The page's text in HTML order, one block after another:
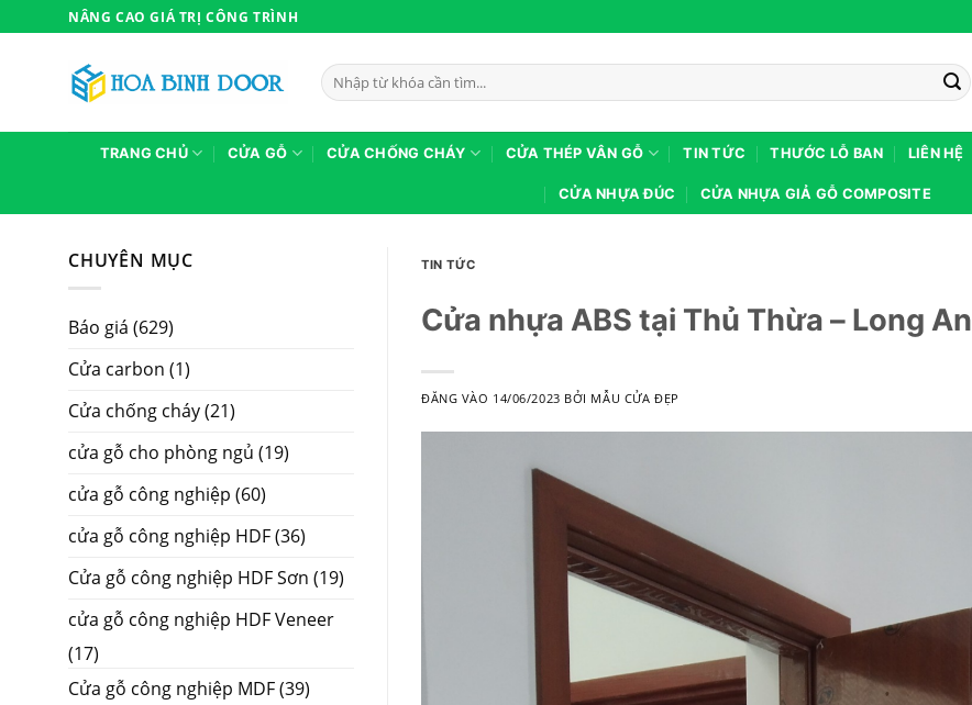
qua
NÂNG CAO GIÁ TRỊ CÔNG TRÌNH
Tìm
kiếm:
TRANG CHỦ CỬA GỖ CỬA CHỐNG CHÁY CỬA THÉP VÂN GỖ TIN TỨC THƯỚC LỖ BAN LIÊN HỆ
CỬA NHỰA ĐÚC CỬA NHỰA GIẢ GỖ COMPOSITE
CHUYÊN MỤC
Báo giá (629)
Cửa carbon (1)
Cửa chống cháy(21)
cửa gỗ cho phòng ngủ (19)
cửa gỗ công nghiệp (60)
cửa gỗ công nghiệp HDF(36)
Cửa gỗ công nghiệp HDF Sơn (19)
cửa gỗ công nghiệp HDF Veneer
(17)
Cửa gỗ công nghiệp MDF(39)
TIN TỨC
Cửa nhựa ABS tại Thủ Thừa – Long An
ĐĂNG VÀO 14/06/2023 BỞI MẪU CỬA ĐẸP